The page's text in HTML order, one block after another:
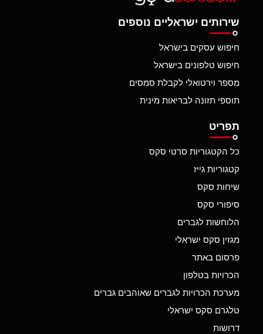
שירותים ישראליים נוספים
חיפוש עסקים בישראל
חיפוש טלפונים בישראל
מספר וירטואלי לקבלת סמסים
תוספי תזונה לבריאות מינית
תפריט
כל הקטגוריות סרטי סקס
קטגוריות גייז
שיחות סקס
סיפורי סקס
הלוחשות לגברים
מגזין סקס ישראלי
פרסום באתר
הכרויות בטלפון
מערכת הכרויות לגברים שאוהבים גברים
טלגרם סקס ישראלי
דרושות